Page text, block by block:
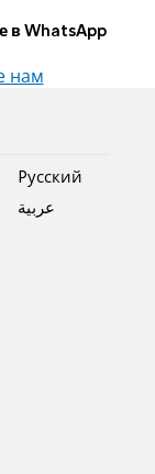
в WhatsApp
нам
Pусский
عربية